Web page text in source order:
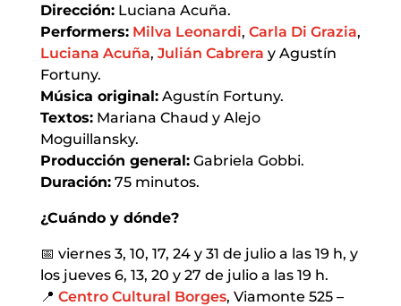
Dirección:Luciana Acuña.
Performers: Milva Leonardi, Carla Di Grazia,
Luciana Acuña, Julián Cabrera y Agustín
Fortuny.
Música original:Agustín Fortuny.
Textos:Mariana Chaud y Alejo
Moguillansky.
Producción general:Gabriela Gobbi.
Duración:75 minutos.
¿Cuándo y dónde?
📅 viernes 3, 10, 17, 24 y 31 de julio a las 19 h, y
los jueves 6, 13, 20 y 27 de julio a las 19 h.
📍 Centro Cultural Borges, Viamonte 525 –